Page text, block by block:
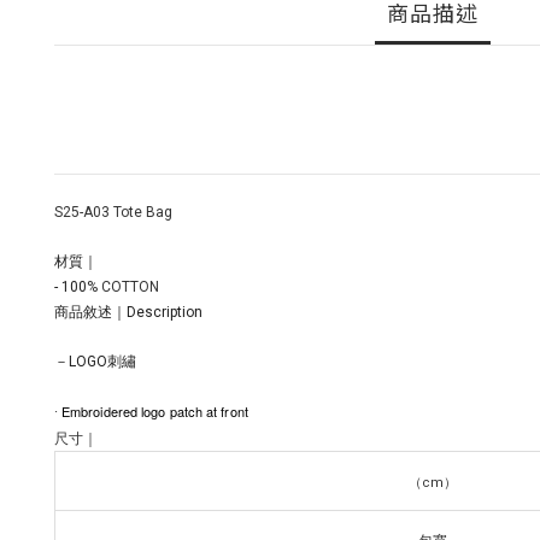
商品描述
S25-A03 Tote Bag
材質｜
- 100% COTTON
商品敘述｜Description
－LOGO刺繡
· Embroidered logo patch at front
尺寸｜
（cm）